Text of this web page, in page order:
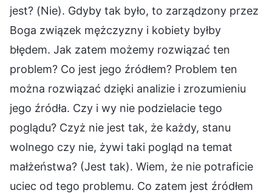
jest? (Nie). Gdyby tak było, to zarządzony przez
Boga związek mężczyzny i kobiety byłby
błędem. Jak zatem możemy rozwiązać ten
problem? Co jest jego źródłem? Problem ten
można rozwiązać dzięki analizie i zrozumieniu
jego źródła. Czy i wy nie podzielacie tego
poglądu? Czyż nie jest tak, że każdy, stanu
wolnego czy nie, żywi taki pogląd na temat
małżeństwa? (Jest tak). Wiem, że nie potraficie
uciec od tego problemu. Co zatem jest źródłem